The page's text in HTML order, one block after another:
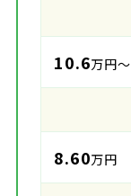
10.6万円～
8.60万円